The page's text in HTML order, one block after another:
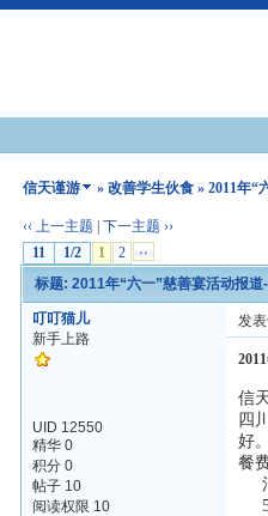
信天谨游 »改善学生伙食 » 2011年“
‹‹ 上一主题 |下一主题 ››
11
1/2 1 2 ››
标题: 2011年“六一”慈善宴活动报道
叮叮猫儿
新手上路
UID 12550
精华 0
积分 0
帖子 10
阅读权限 10
发
信
四
好
餐
5